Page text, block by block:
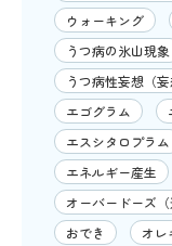
ウォーキング
うつ病の氷山現象
うつ病性妄想（妄
エゴグラム
エスシタロプラム
エネルギー産生
オーバードーズ（
おでき
オレ